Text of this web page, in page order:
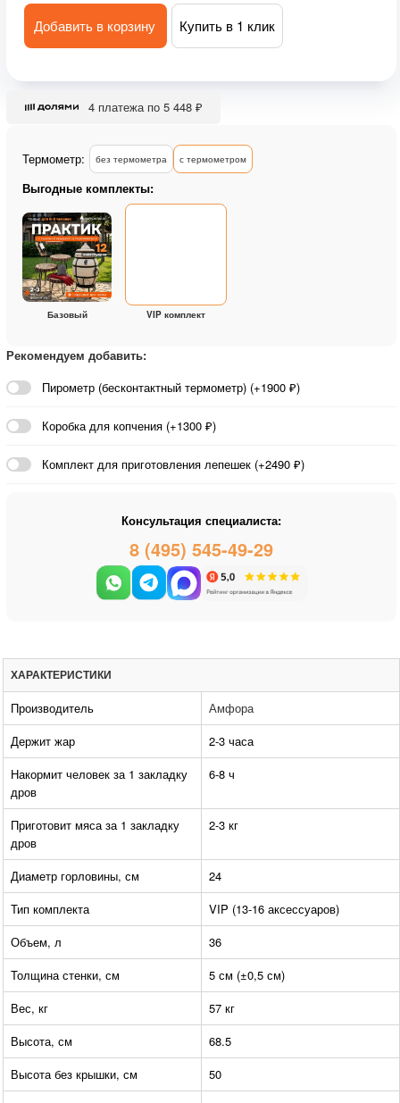
Добавить в корзину Купить в 1 клик
4 платежа по 5 448 ₽
Термометр: без термометра с термометром
Выгодные комплекты:
Базовый VIP комплект
Рекомендуем добавить:
Пирометр (бесконтактный термометр) (+1900 ₽)
Коробка для копчения (+1300 ₽)
Комплект для приготовления лепешек (+2490 ₽)
Консультация специалиста:
8 (495) 545-49-29
ХАРАКТЕРИСТИКИ
Производитель
Амфора
Держит жар
2-3 часа
Накормит человек за 1 закладку
дров
6-8 ч
Приготовит мяса за 1 закладку
дров
2-3 кг
Диаметр горловины, см
24
Тип комплекта
VIP (13-16 аксессуаров)
Объем, л
36
Толщина стенки, см
5 см (±0,5 см)
Вес, кг
57 кг
Высота, см
68.5
Высота без крышки, см
50